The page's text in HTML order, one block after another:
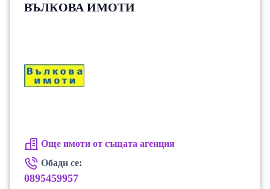
ВЪЛКОВА ИМОТИ
Още имоти от същата агенция
Обади се:
0895459957